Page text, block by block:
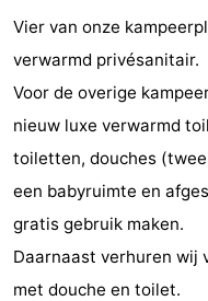
Monuments
-
Churches
-
Lighthouses
-
Observation
points
Attractions
-
Playgrounds
-
Vier van onze
verwarmd privésanitair.
Voor de overige
nieuw luxe verwarmd
toiletten, douches
een babyruimte en
gratis gebruik maken.
Daarnaast verhuren wij
met douche en toilet.